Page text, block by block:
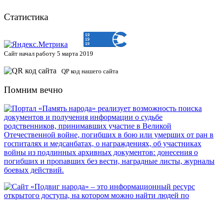
Статистика
Сайт начал работу 5 марта 2019
QP код нашего сайта
Помним вечно